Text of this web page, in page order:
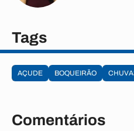
Tags
AÇUDE BOQUEIRÃO
Comentários